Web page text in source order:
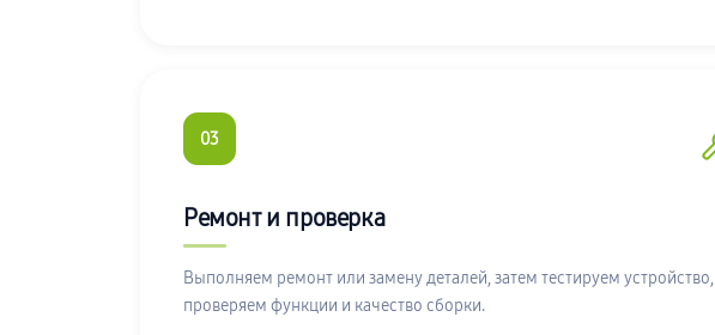
03
Ремонт и проверка
Выполняем ремонт или замену деталей, затем тестируем устройство,
проверяем функции и качество сборки.